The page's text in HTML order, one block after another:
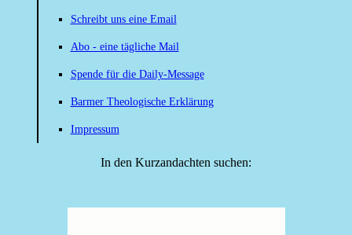
Schreibt uns eine Email
Abo - eine tägliche Mail
Spende für die Daily-Message
Barmer Theologische Erklärung
Impressum
In den Kurzandachten suchen: